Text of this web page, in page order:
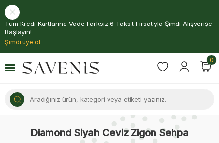
Tüm Kredi Kartlarına Vade Farksız 6 Taksit Fırsatıyla Şimdi Alışverişe
Başlayın!
Şimdi üye ol
0
Diamond Siyah Ceviz Zigon Sehpa